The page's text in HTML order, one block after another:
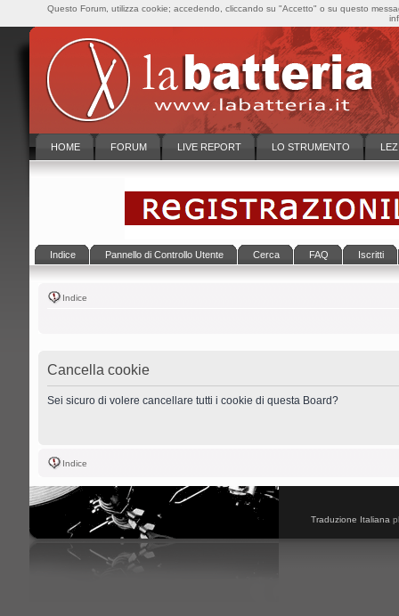
HOME FORUM LIVE REPORT LO STRUMENTO
Indice Pannello di Controllo Utente Cerca FAQ Iscritti
Indice
Cancella cookie
Sei sicuro di volere cancellare tutti i cookie di questa Board?
Indice
Traduzione Italiana
Questo Forum, utilizza cookie; accedendo, cliccando su "Accetto" o su questo